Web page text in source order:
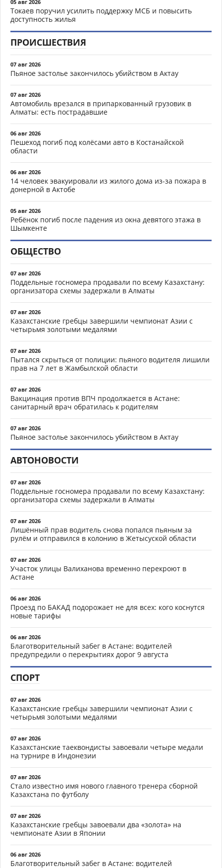
05 авг 2026
Токаев поручил усилить поддержку МСБ и повысить
доступность жилья
ПРОИСШЕСТВИЯ
07 авг 2026
Пьяное застолье закончилось убийством в Актау
07 авг 2026
Автомобиль врезался в припаркованный грузовик в
Алматы: есть пострадавшие
06 авг 2026
Пешеход погиб под колёсами авто в Костанайской
области
06 авг 2026
14 человек эвакуировали из жилого дома из-за пожара в
донерной в Актобе
05 авг 2026
Ребёнок погиб после падения из окна девятого этажа в
Шымкенте
ОБЩЕСТВО
07 авг 2026
Поддельные госномера продавали по всему Казахстану:
организатора схемы задержали в Алматы
07 авг 2026
Казахстанские гребцы завершили чемпионат Азии с
четырьмя золотыми медалями
07 авг 2026
Пытался скрыться от полиции: пьяного водителя лишили
прав на 7 лет в Жамбылской области
07 авг 2026
Вакцинация против ВПЧ продолжается в Астане:
санитарный врач обратилась к родителям
07 авг 2026
Пьяное застолье закончилось убийством в Актау
АВТОНОВОСТИ
07 авг 2026
Поддельные госномера продавали по всему Казахстану:
организатора схемы задержали в Алматы
07 авг 2026
Лишённый прав водитель снова попался пьяным за
рулём и отправился в колонию в Жетысуской области
07 авг 2026
Участок улицы Валиханова временно перекроют в
Астане
06 авг 2026
Проезд по БАКАД подорожает не для всех: кого коснутся
новые тарифы
06 авг 2026
Благотворительный забег в Астане: водителей
предупредили о перекрытиях дорог 9 августа
СПОРТ
07 авг 2026
Казахстанские гребцы завершили чемпионат Азии с
четырьмя золотыми медалями
07 авг 2026
Казахстанские таеквондисты завоевали четыре медали
на турнире в Индонезии
07 авг 2026
Стало известно имя нового главного тренера сборной
Казахстана по футболу
07 авг 2026
Казахстанские гребцы завоевали два «золота» на
чемпионате Азии в Японии
06 авг 2026
Благотворительный забег в Астане: водителей